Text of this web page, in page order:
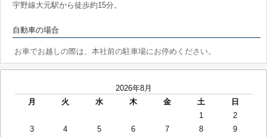
宇野線大元駅から徒歩約15分。
自動車の場合
お車でお越しの際は、本社前の駐車場にお停めください。
2026年8月
月
火 水 木 金 土 日
1
2
3
4 5 6 7 8
9